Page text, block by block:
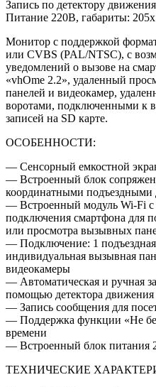
Запись по детектору
Питание 220В, габариты:
Монитор с поддержкой
или CVBS (PAL/NTSC), с
уведомлений о вызове на
«vhOme 2.2», удаленный
панелей и видеокамер,
воротами, подключенными к
записей на SD карте.
ОСОБЕННОСТИ:
— Сенсорный емкостной
— Встроенный блок
координатными
— Встроенный модуль Wi-Fi с
подключения смартфона для
или просмотра вызывных
— Подключение: 1
индивидуальная вызывная
видеокамеры
— Автоматическая и ручная
помощью детектора движения
— Запись сообщения для
— Поддержка функции «Не
времени
— Встроенный блок питания
ТЕХНИЧЕСКИЕ